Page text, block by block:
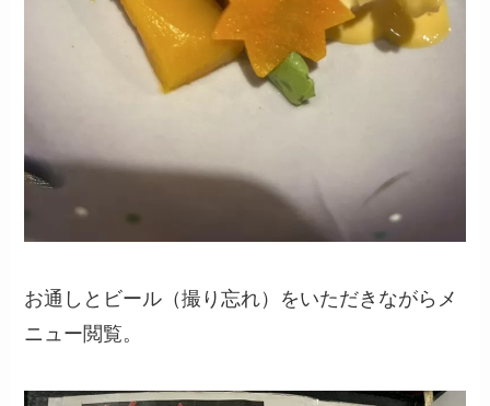
お通しとビール（撮り忘れ）をいただきながらメ
ニュー閲覧。